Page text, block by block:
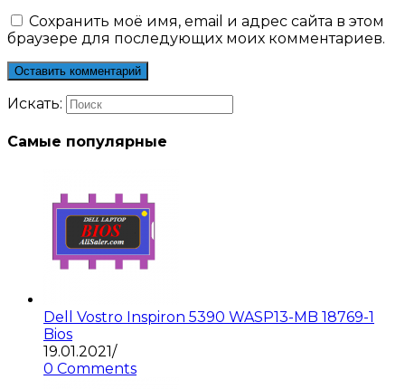
Сохранить моё имя, email и адрес сайта в этом
браузере для последующих моих комментариев.
Искать:
Самые популярные
Dell Vostro Inspiron 5390 WASP13-MB 18769-1
Bios
19.01.2021/
0 Comments